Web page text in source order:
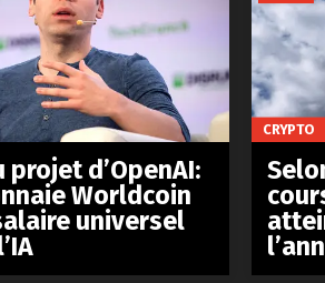
projet d’OpenAI:
Worldcoin
universel
CRYPTO